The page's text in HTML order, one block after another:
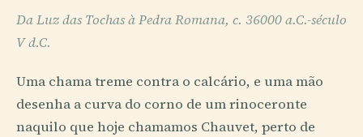
Da Luz das Tochas à Pedra Romana, c. 36000 a.C.-século
V d.C.
Uma chama treme contra o calcário, e uma mão
desenha a curva do corno de um rinoceronte
naquilo que hoje chamamos Chauvet, perto de